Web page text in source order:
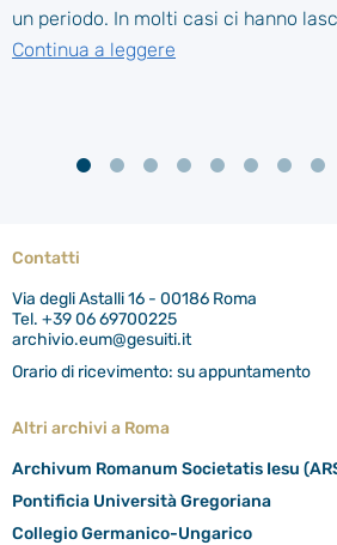
un periodo. In molti casi ci hanno
Continua a leggere
Contatti
Via degli Astalli 16 - 00186 Roma
Tel. +39 06 69700225
archivio.eum@gesuiti.it
Orario di ricevimento: su appuntamento
Altri archivi a Roma
Archivum Romanum Societatis Iesu
Pontificia Università Gregoriana
Collegio Germanico-Ungarico